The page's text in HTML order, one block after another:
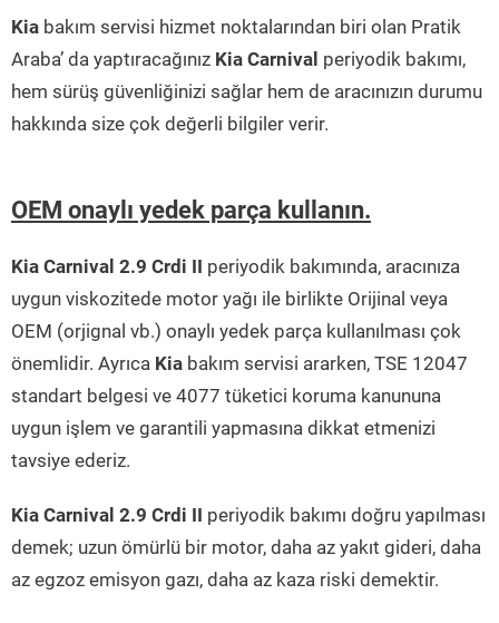
Kia bakım servisi hizmet noktalarından biri olan Pratik
Araba’ da yaptıracağınız Kia Carnival periyodik bakımı,
hem sürüş güvenliğinizi sağlar hem de aracınızın durumu
hakkında size çok değerli bilgiler verir.
OEM onaylı yedek parça kullanın.
Kia Carnival 2.9 Crdi II periyodik bakımında, aracınıza
uygun viskozitede motor yağı ile birlikte Orijinal veya
OEM (orjignal vb.) onaylı yedek parça kullanılması çok
önemlidir. Ayrıca Kia bakım servisi ararken, TSE 12047
standart belgesi ve 4077 tüketici koruma kanununa
uygun işlem ve garantili yapmasına dikkat etmenizi
tavsiye ederiz.
Kia Carnival 2.9 Crdi II periyodik bakımı doğru yapılması
demek; uzun ömürlü bir motor, daha az yakıt gideri, daha
az egzoz emisyon gazı, daha az kaza riski demektir.